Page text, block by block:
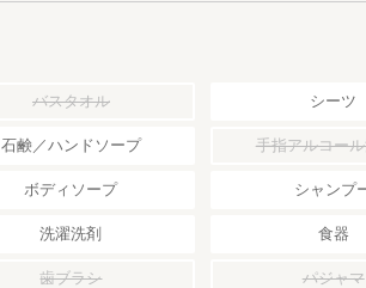
バスタオル シーツ
石鹸／ハンドソープ 手指アルコー
ボディソープ シャンプ
洗濯洗剤 食器
歯ブラシ パジャマ